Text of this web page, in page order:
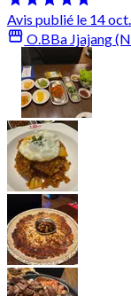
Avis publié le 14
O.BBa Jjajang